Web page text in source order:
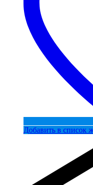
Добавить в список